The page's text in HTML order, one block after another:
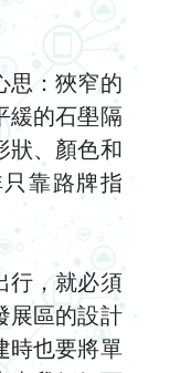
思：狹窄的
緩的石壆隔
狀、顏色和
靠路牌指
行，就必須
展區的設計
時也要將單